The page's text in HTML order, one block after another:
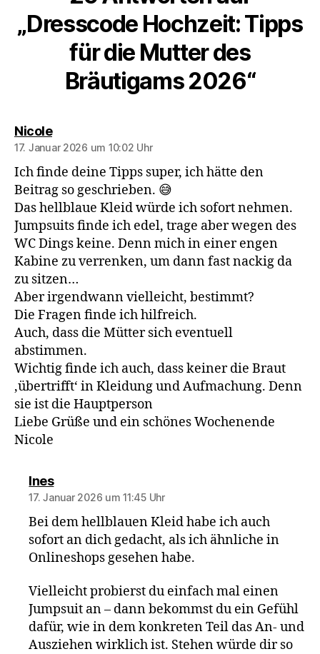
„Dresscode Hochzeit: Tipps
für die Mutter des
Bräutigams 2026“
Nicolesagt:
17. Januar 2026 um 10:02 Uhr
Ich finde deine Tipps super, ich hätte den
Beitrag so geschrieben. 😅
Das hellblaue Kleid würde ich sofort nehmen.
Jumpsuits finde ich edel, trage aber wegen des
WC Dings keine. Denn mich in einer engen
Kabine zu verrenken, um dann fast nackig da
zu sitzen…
Aber irgendwann vielleicht, bestimmt?
Die Fragen finde ich hilfreich.
Auch, dass die Mütter sich eventuell
abstimmen.
Wichtig finde ich auch, dass keiner die Braut
‚übertrifft‘ in Kleidung und Aufmachung. Denn
sie ist die Hauptperson
Liebe Grüße und ein schönes Wochenende
Nicole
Inessagt:
17. Januar 2026 um 11:45 Uhr
Bei dem hellblauen Kleid habe ich auch
sofort an dich gedacht, als ich ähnliche in
Onlineshops gesehen habe.
Vielleicht probierst du einfach mal einen
Jumpsuit an – dann bekommst du ein Gefühl
dafür, wie in dem konkreten Teil das An- und
Ausziehen wirklich ist. Stehen würde dir so